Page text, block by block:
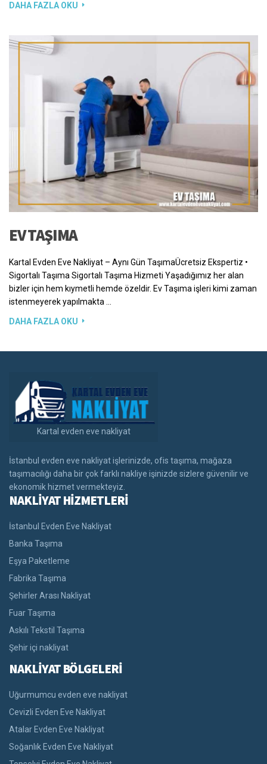
DAHA FAZLA OKU
EV TAŞIMA
Kartal Evden Eve Nakliyat – Aynı Gün TaşımaÜcretsiz Ekspertiz •
Sigortalı Taşıma Sigortalı Taşıma Hizmeti Yaşadığımız her alan
bizler için hem kıymetli hemde özeldir. Ev Taşıma işleri kimi zaman
istenmeyerek yapılmakta …
DAHA FAZLA OKU
Kartal evden eve nakliyat
İstanbul evden eve nakliyat işlerinizde, ofis taşıma, mağaza
taşımacılığı daha bir çok farklı nakliye işinizde sizlere güvenilir ve
ekonomik hizmet vermekteyiz.
NAKLİYAT HİZMETLERİ
İstanbul Evden Eve Nakliyat
Banka Taşıma
Eşya Paketleme
Fabrika Taşıma
Şehirler Arası Nakliyat
Fuar Taşıma
Askılı Tekstil Taşıma
Şehir içi nakliyat
NAKLİYAT BÖLGELERİ
Uğurmumcu evden eve nakliyat
Cevizli Evden Eve Nakliyat
Atalar Evden Eve Nakliyat
Soğanlık Evden Eve Nakliyat